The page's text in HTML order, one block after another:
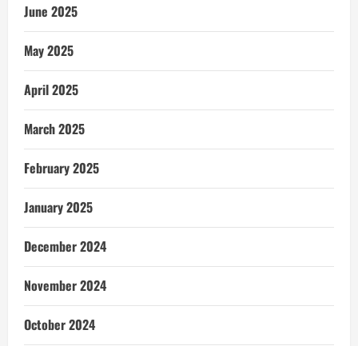
June 2025
May 2025
April 2025
March 2025
February 2025
January 2025
December 2024
November 2024
October 2024